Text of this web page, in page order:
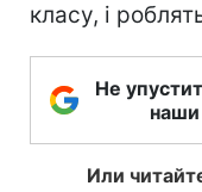
класу, і
Не
наши
Или